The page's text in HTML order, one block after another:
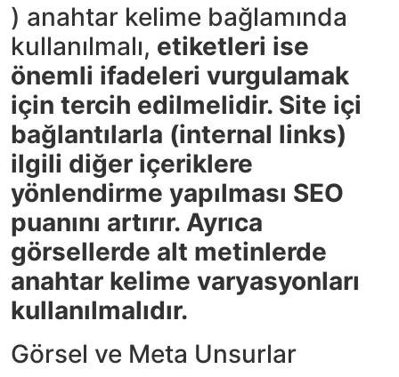
) anahtar kelime bağlamında
kullanılmalı, etiketleri ise
önemli ifadeleri vurgulamak
için tercih edilmelidir. Site içi
bağlantılarla (internal links)
ilgili diğer içeriklere
yönlendirme yapılması SEO
puanını artırır. Ayrıca
görsellerde alt metinlerde
anahtar kelime varyasyonları
kullanılmalıdır.
Görsel ve Meta Unsurlar